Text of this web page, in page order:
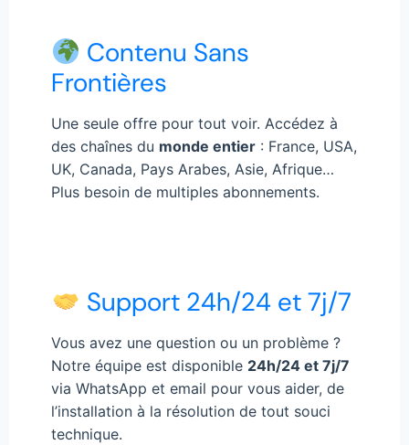
Contenu Sans
Frontières
Une seule offre pour tout voir. Accédez à
des chaînes du monde entier : France, USA,
UK, Canada, Pays Arabes, Asie, Afrique…
Plus besoin de multiples abonnements.
Support 24h/24 et 7j/7
Vous avez une question ou un problème ?
Notre équipe est disponible 24h/24 et 7j/7
via WhatsApp et email pour vous aider, de
l’installation à la résolution de tout souci
technique.